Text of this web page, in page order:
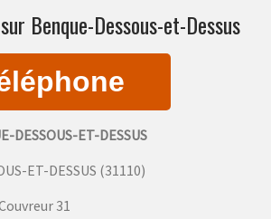
Benque-Dessous-et-Dessus
DESSOUS-ET-DESSUS
ET-DESSUS (31110)
31